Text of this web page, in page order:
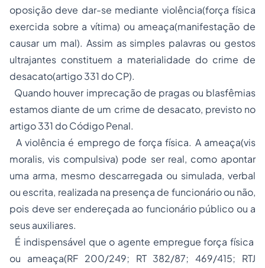
oposição deve dar-se mediante violência(força física
exercida sobre a vítima) ou ameaça(manifestação de
causar um mal). Assim as simples palavras ou gestos
ultrajantes constituem a materialidade do crime de
desacato(artigo 331 do CP).
Quando houver imprecação de pragas ou blasfêmias
estamos diante de um crime de desacato, previsto no
artigo 331 do Código Penal.
A violência é emprego de força física. A ameaça(vis
moralis, vis compulsiva) pode ser real, como apontar
uma arma, mesmo descarregada ou simulada, verbal
ou escrita, realizada na presença de funcionário ou não,
pois deve ser endereçada ao funcionário público ou a
seus auxiliares.
É indispensável que o agente empregue força física
ou ameaça(RF 200/249; RT 382/87; 469/415; RTJ